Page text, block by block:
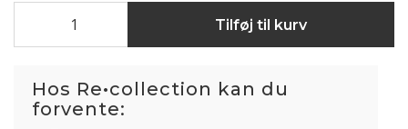
Tilføj til kurv
Hos Re•collection kan du
forvente: